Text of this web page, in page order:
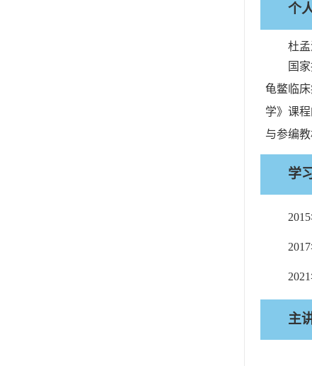
个
杜
国
龟鳖临
学》课
与参编
学
2015
2017
2021
主